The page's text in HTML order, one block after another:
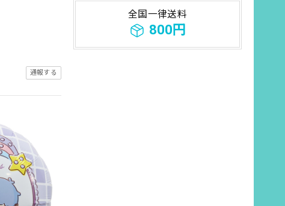
全国一律送料
800円
通報する